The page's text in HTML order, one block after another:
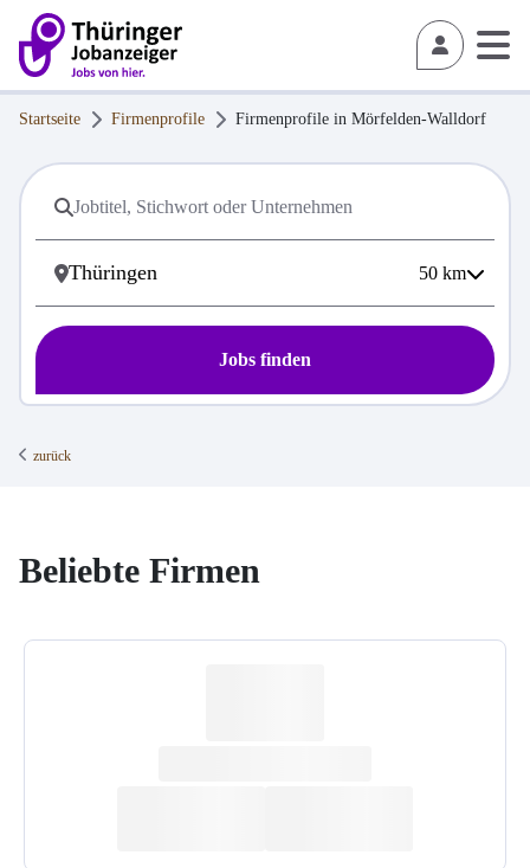
Startseite Firmenprofile Firmenprofile in Mörfelden-Walldorf
50 km
Jobs finden
zurück
Beliebte Firmen